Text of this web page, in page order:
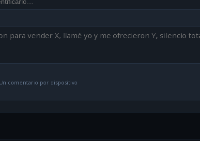
comentario por dispositivo